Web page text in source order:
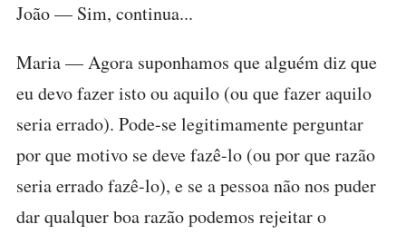
João — Sim, continua...
Maria — Agora suponhamos que alguém diz que
eu devo fazer isto ou aquilo (ou que fazer aquilo
seria errado). Pode-se legitimamente perguntar
por que motivo se deve fazê-lo (ou por que razão
seria errado fazê-lo), e se a pessoa não nos puder
dar qualquer boa razão podemos rejeitar o